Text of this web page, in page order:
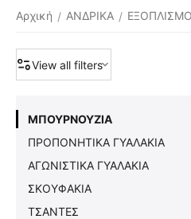
Αρχική / ΑΝΔΡΙΚΑ /
View all filters
ΜΠΟΥΡΝΟΥΖΙΑ
ΠΡΟΠΟΝΗΤΙΚΑ ΓΥΑΛΑΚΙΑ
ΑΓΩΝΙΣΤΙΚΑ ΓΥΑΛΑΚΙΑ
ΣΚΟΥΦΑΚΙΑ
ΤΣΑΝΤΕΣ